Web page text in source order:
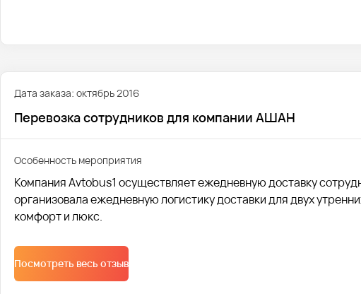
Дата заказа: октябрь 2016
Перевозка сотрудников для компании АШАН
Особенность мероприятия
Компания Avtobus1 осуществляет ежедневную доставку
организовала ежедневную логистику доставки для двух
комфорт и люкс.
Посмотреть весь отзыв